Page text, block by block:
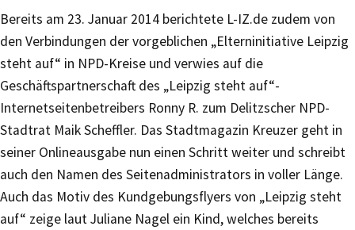
Bereits am 23. Januar 2014 berichtete L-IZ.de zudem von
den Verbindungen der vorgeblichen „Elterninitiative Leipzig
steht auf“ in NPD-Kreise und verwies auf die
Geschäftspartnerschaft des „Leipzig steht auf“-
Internetseitenbetreibers Ronny R. zum Delitzscher NPD-
Stadtrat Maik Scheffler. Das Stadtmagazin Kreuzer geht in
seiner Onlineausgabe nun einen Schritt weiter und schreibt
auch den Namen des Seitenadministrators in voller Länge.
Auch das Motiv des Kundgebungsflyers von „Leipzig steht
auf“ zeige laut Juliane Nagel ein Kind, welches bereits